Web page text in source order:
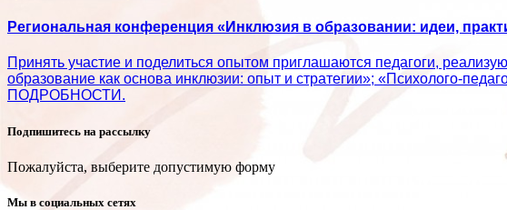
Региональная конференция «Инклюзия в образовании: идеи,
Принять участие и поделиться опытом приглашаются педагоги,
образование как основа инклюзии: опыт и стратегии»;
ПОДРОБНОСТИ.
Подпишитесь на рассылку
Пожалуйста, выберите допустимую форму
Мы в социальных сетях